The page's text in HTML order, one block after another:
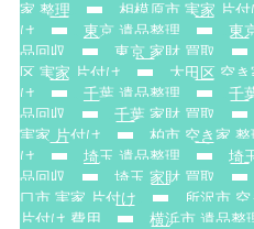
家 整理
相模原市 実家 片付
け
東京 遺品整理 東
品回収
東京 家財 買取
区 実家 片付け
大田区 空
け
千葉 遺品整理 千
品回収
千葉 家財 買取
実家 片付け
柏市 空き家 整
け
埼玉 遺品整理 埼
品回収
埼玉 家財 買取
口市 実家 片付け
所沢市
片付け 費用
横浜市 遺品整